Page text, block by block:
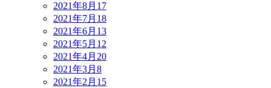
2021年8月 17
2021年7月 18
2021年6月 13
2021年5月 12
2021年4月 20
2021年3月 8
2021年2月 15